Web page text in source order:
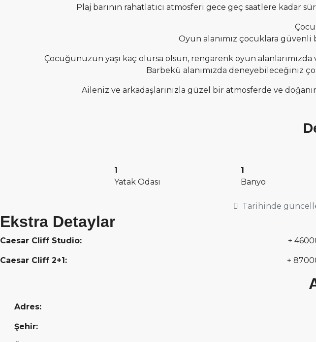
Plaj barının rahatlatıcı atmosferi gece geç saatlere kadar
Oyun alanımız çocuklara
Çocuğunuzun yaşı kaç olursa olsun, rengarenk oyun
Barbekü alanımızda deneyebileceğiniz
Aileniz ve arkadaşlarınızla güzel bir atmosferde ve
1
Yatak Odası
1
Banyo
Tarihinde
Ekstra Detaylar
Caesar Cliff Studio: +
Caesar Cliff 2+1: +
Adres:
Şehir: